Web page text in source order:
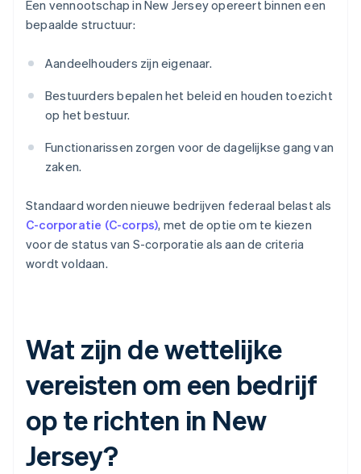
Een vennootschap in New Jersey opereert binnen een
bepaalde structuur:
Aandeelhouders zijn eigenaar.
Bestuurders bepalen het beleid en houden toezicht
op het bestuur.
Functionarissen zorgen voor de dagelijkse gang van
zaken.
Standaard worden nieuwe bedrijven federaal belast als
C-corporatie (C-corps), met de optie om te kiezen
voor de status van S-corporatie als aan de criteria
wordt voldaan.
Wat zijn de wettelijke
vereisten om een bedrijf
op te richten in New
Jersey?